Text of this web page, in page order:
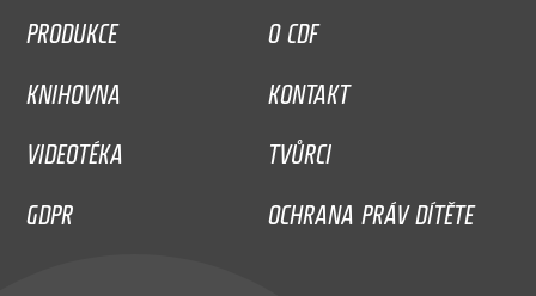
PRODUKCE
O CDF
KNIHOVNA
KONTAKT
VIDEOTÉKA
TVŮRCI
GDPR
OCHRANA PRÁV DÍTĚTE